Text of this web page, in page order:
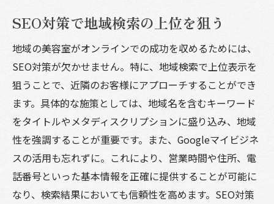
SEO対策で地域検索の上位を狙う
地域の美容室がオンラインでの成功を収めるためには、
SEO対策が欠かせません。特に、地域検索で上位表示を
狙うことで、近隣のお客様にアプローチすることができ
ます。具体的な施策としては、地域名を含むキーワード
をタイトルやメタディスクリプションに盛り込み、地域
性を強調することが重要です。また、Googleマイビジネ
スの活用も忘れずに。これにより、営業時間や住所、電
話番号といった基本情報を正確に提供することが可能に
なり、検索結果においても信頼性を高めます。SEO対策